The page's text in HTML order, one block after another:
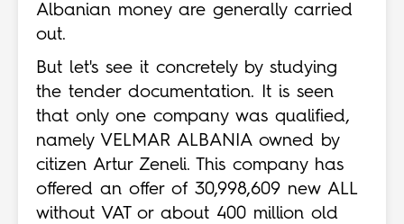
Albanian money are generally carried
out.
But let's see it concretely by studying
the tender documentation. It is seen
that only one company was qualified,
namely VELMAR ALBANIA owned by
citizen Artur Zeneli. This company has
offered an offer of 30,998,609 new ALL
without VAT or about 400 million old